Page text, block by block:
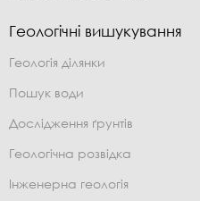
Геологічні вишукування
Геологія ділянки
Пошук води
Дослідження ґрунтів
Геологічна розвідка
Інженерна геологія